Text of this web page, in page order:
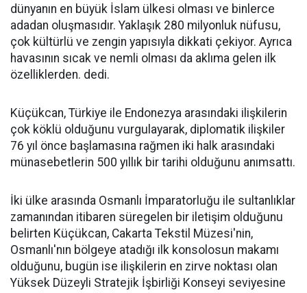
dünyanın en büyük İslam ülkesi olması ve binlerce
adadan oluşmasıdır. Yaklaşık 280 milyonluk nüfusu,
çok kültürlü ve zengin yapısıyla dikkati çekiyor. Ayrıca
havasının sıcak ve nemli olması da aklıma gelen ilk
özelliklerden. dedi.
Küçükcan, Türkiye ile Endonezya arasındaki ilişkilerin
çok köklü olduğunu vurgulayarak, diplomatik ilişkiler
76 yıl önce başlamasına rağmen iki halk arasındaki
münasebetlerin 500 yıllık bir tarihi olduğunu anımsattı.
İki ülke arasında Osmanlı İmparatorluğu ile sultanlıklar
zamanından itibaren süregelen bir iletişim olduğunu
belirten Küçükcan, Cakarta Tekstil Müzesi'nin,
Osmanlı'nın bölgeye atadığı ilk konsolosun makamı
olduğunu, bugün ise ilişkilerin en zirve noktası olan
Yüksek Düzeyli Stratejik İşbirliği Konseyi seviyesine